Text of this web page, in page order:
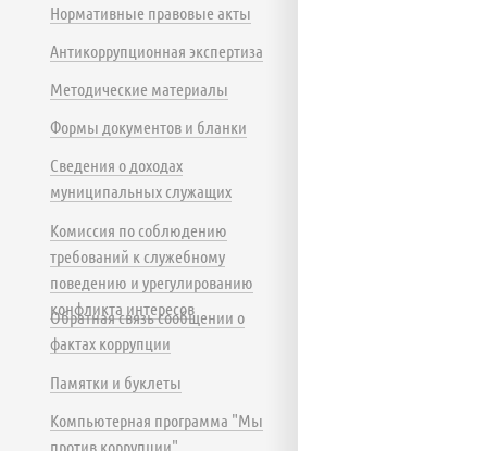
Нормативные правовые акты
Антикоррупционная экспертиза
Методические материалы
Формы документов и бланки
Сведения о доходах
муниципальных служащих
Комиссия по соблюдению
требований к служебному
поведению и урегулированию
конфликта интересов
Обратная связь сообщении о
фактах коррупции
Памятки и буклеты
Компьютерная программа "Мы
против коррупции"